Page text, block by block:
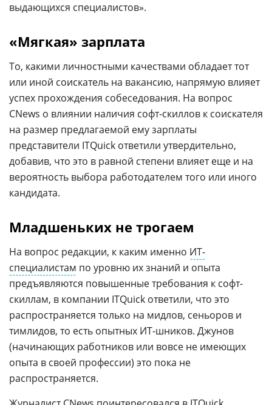
выдающихся специалистов».
«Мягкая» зарплата
То, какими личностными качествами обладает тот
или иной соискатель на вакансию, напрямую влияет
успех прохождения собеседования. На вопрос
CNews о влиянии наличия софт-скиллов к соискателя
на размер предлагаемой ему зарплаты
представители ITQuick ответили утвердительно,
добавив, что это в равной степени влияет еще и на
вероятность выбора работодателем того или иного
кандидата.
Младшеньких не трогаем
На вопрос редакции, к каким именно ИТ-
специалистам по уровню их знаний и опыта
предъявляются повышенные требования к софт-
скиллам, в компании ITQuick ответили, что это
распространяется только на мидлов, сеньоров и
тимлидов, то есть опытных ИТ-шников. Джунов
(начинающих работников или вовсе не имеющих
опыта в своей профессии) это пока не
распространяется.